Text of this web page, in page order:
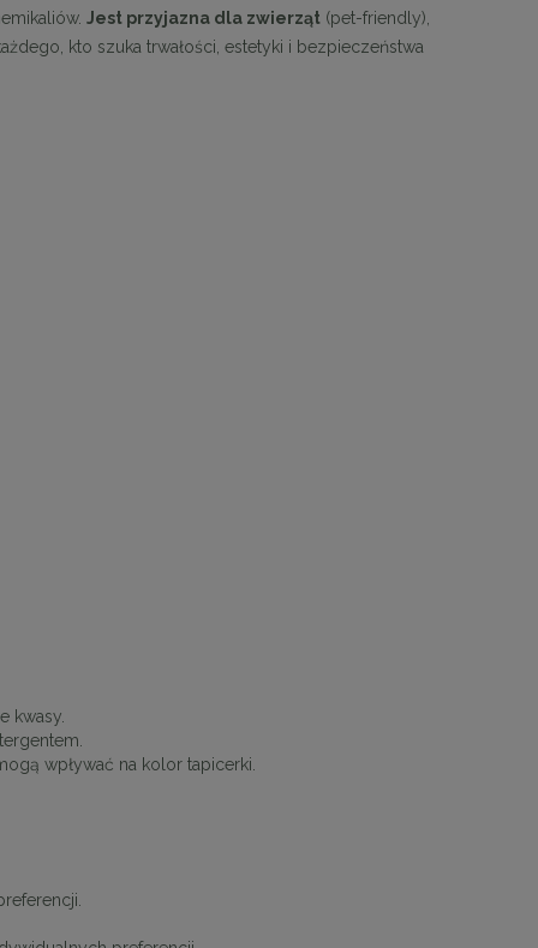
899,11 zł
Jest przyjazna dla zwierząt (pet-friendly),
kto szuka trwałości, estetyki i bezpieczeństwa
kwasy.
wpływać na kolor tapicerki.